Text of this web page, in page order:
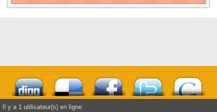
Il y a 1 utilisateur(s) en ligne